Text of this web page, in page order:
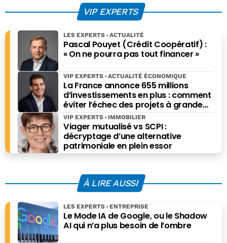
personnelles ont
été volées
cher
VIP EXPERTS
Pascal Pouyet (Crédit Coopératif) :
« On ne pourra pas tout financer »
LES EXPERTS ACTUALITÉ
La France annonce 655 millions
d’investissements en plus : comment
éviter l’échec des projets à grande
échelle ?
VIP EXPERTS ACTUALITÉ ÉCONOMIQUE
Viager mutualisé vs SCPI :
décryptage d’une alternative
patrimoniale en plein essor
VIP EXPERTS IMMOBILIER
À LIRE AUSSI
Le Mode IA de Google, ou le Shadow
AI qui n’a plus besoin de l’ombre
LES EXPERTS ENTREPRISE